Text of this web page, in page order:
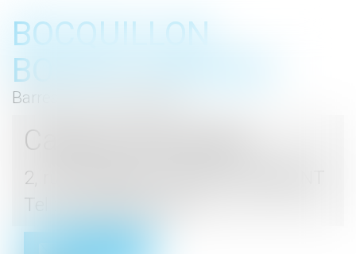
BOCQUILLON
BOESCH GROMEK
Barreau de Haute Marne
Cabinet d'avocats
2, rue du Palais - 52000 CHAUMONT
Tel : 03 25 03 05 62